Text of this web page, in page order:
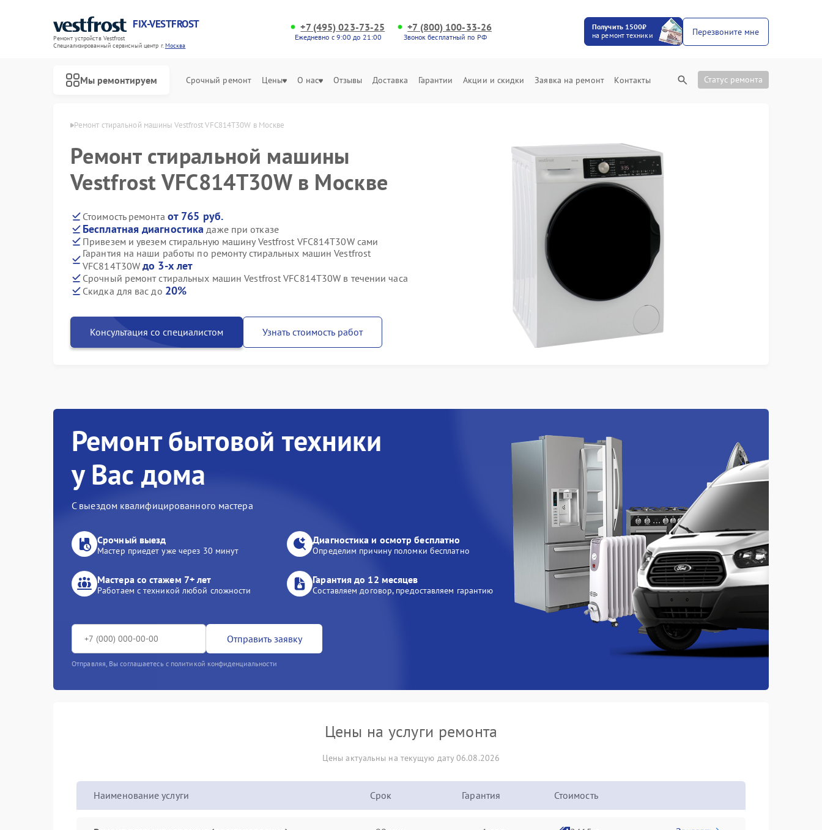
FIX-VESTFROST
Ремонт устройств Vestfrost
Специализированный cервисный центр г.Москва
+7 (495) 023-73-25
Ежедневно с 9:00 до 21:00
+7 (800) 100-33-26
Звонок бесплатный по РФ
Получить 1500₽
на ремонт техники
Перезвоните мне
Мы ремонтируем Срочный ремонт Цены О нас Отзывы Доставка Гарантии Акции и скидки Заявка на ремонт Контакты Статус ремонта
Ремонт стиральной машины Vestfrost VFC814T30W в Москве
Ремонт стиральной машины
Vestfrost VFC814T30W в Москве
Стоимость ремонта от 765 руб.
Бесплатная диагностика даже при отказе
Привезем и увезем стиральную машину Vestfrost VFC814T30W сами
Гарантия на наши работы по ремонту стиральных машин Vestfrost
VFC814T30Wдо 3-х лет
Срочный ремонт стиральных машин Vestfrost VFC814T30W в течении часа
Скидка для вас до 20%
Консультация со специалистом Узнать стоимость работ
Ремонт бытовой техники
у Вас дома
С выездом квалифицированного мастера
Срочный выезд
Мастер приедет уже через 30 минут
Диагностика и осмотр бесплатно
Определим причину поломки бесплатно
Мастера со стажем 7+ лет
Работаем с техникой любой сложности
Гарантия до 12 месяцев
Составляем договор, предоставляем гарантию
Отправить заявку
Отправляя, Вы соглашаетесь с политикой конфиденциальности
Цены на услуги ремонта
Цены актуальны на текущую дату 06.08.2026
Наименование услуги Срок Гарантия Стоимость